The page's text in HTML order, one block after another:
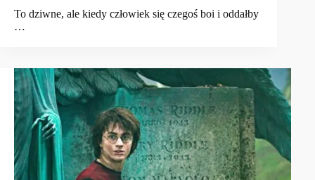
To dziwne, ale kiedy człowiek się czegoś boi i oddałby
…